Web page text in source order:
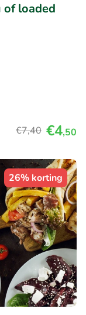
of loaded
€7,40 €4,50
26% korting